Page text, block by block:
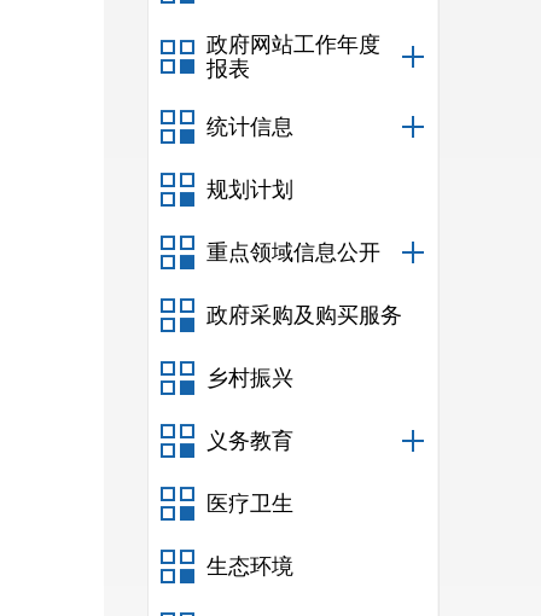
政府网站工作年度
报表
统计信息
规划计划
重点领域信息公开
政府采购及购买服务
乡村振兴
义务教育
医疗卫生
生态环境